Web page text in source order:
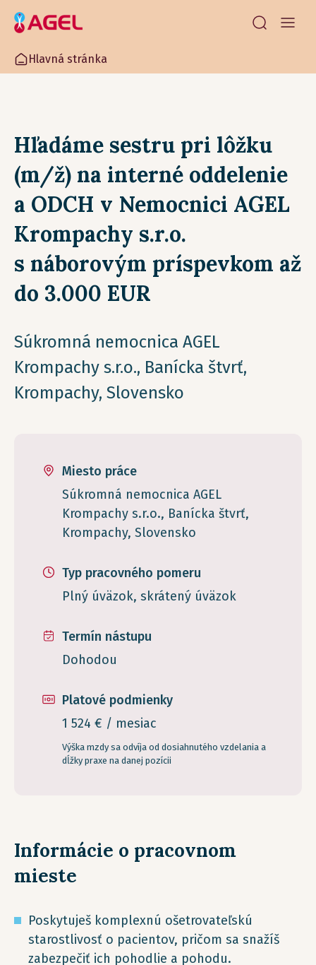
Hlavná stránka
Hľadáme sestru pri lôžku
(m/ž) na interné oddelenie
a ODCH v Nemocnici AGEL
Krompachy s.r.o.
s náborovým príspevkom až
do 3.000 EUR
Súkromná nemocnica AGEL
Krompachy s.r.o., Banícka štvrť,
Krompachy, Slovensko
Miesto práce
Súkromná nemocnica AGEL
Krompachy s.r.o., Banícka štvrť,
Krompachy, Slovensko
Typ pracovného pomeru
Plný úväzok, skrátený úväzok
Termín nástupu
Dohodou
Platové podmienky
1 524 € / mesiac
Výška mzdy sa odvíja od dosiahnutého vzdelania a
dĺžky praxe na danej pozícii
Informácie o pracovnom
mieste
Poskytuješ komplexnú ošetrovateľskú
starostlivosť o pacientov, pričom sa snažíš
zabezpečiť ich pohodlie a pohodu.